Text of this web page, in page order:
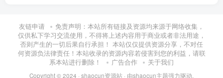
友链申请
免责声明：本站所有链接及资源均来源于网络收集，
仅供私下学习交流使用，不得将上述内容用于商业或者非法用途，
否则产生的一切后果自行承担！ 本站仅仅提供资源分享，不对任
何资源负法律责任！本站收录的资源内容若侵害到您的利益，请联
系本站进行删除！
广告合作 关于我们
Copyright © 2024 · shaocun资源站 · 由shaocun主题强力驱动.